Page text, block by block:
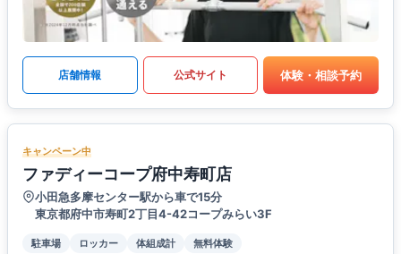
店舗情報 公式サイト 体験・相談予約
キャンペーン中
ファディーコープ府中寿町店
小田急多摩センター駅から車で15分
東京都府中市寿町2丁目4-42コープみらい3F
駐車場 ロッカー 体組成計 無料体験